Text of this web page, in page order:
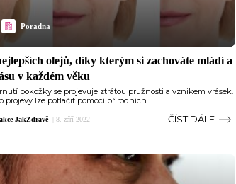
Poradna
olejů, díky kterým si zachováte mládí a
v každém věku
pokožky se projevuje ztrátou pružnosti a vznikem vrásek.
projevy lze potlačit pomocí přírodních ...
JakZdravě 8. září 2022 ČÍST DÁLE